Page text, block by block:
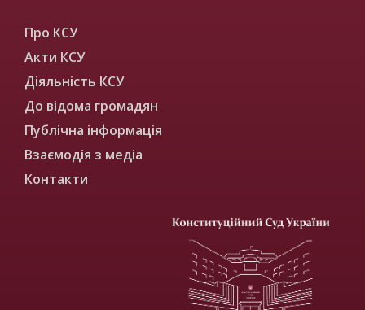
Про КСУ
Акти КСУ
Діяльність КСУ
До відома громадян
Публічна інформація
Взаємодія з медіа
Контакти